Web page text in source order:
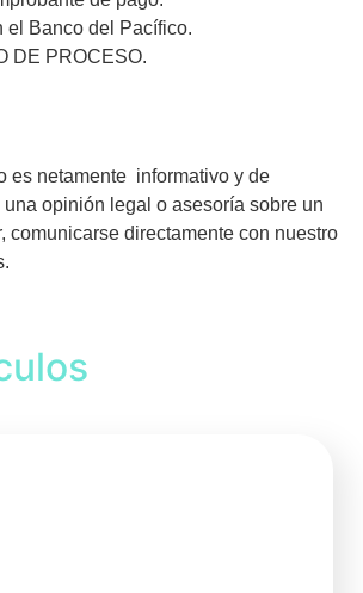
el Banco del Pacífico.
DE PROCESO.
es netamente informativo y de
opinión legal o asesoría sobre un
comunicarse directamente con nuestro